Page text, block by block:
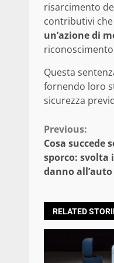
risarcimento
contributivi
un’azione di
Questa
fornendo loro
sicurezza
Continue
Reading
Previous:
Cosa
sporco: svolta
danno all’auto
RELATED